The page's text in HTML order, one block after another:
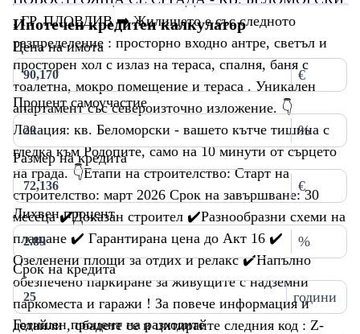
, ГР. ПЛОВДИВ ➡️ Жилището е със следното
разпределение : просторно входно антре, светъл и
просторен хол с излаз на тераса, спалня, баня с
тоалетна, мокро помещение и тераса . Уникален
апартамент със североизточно изложение. 👇
Локация: кв. Беломорски - вашето кътче тишина с
гледка към Родопите, само на 10 минути от сърцето
на града. 👇Етапи на строителство: Старт на
строителство: март 2026 Срок на завършване: 30
месеца ✔️Доказан строител ✔️Разнообразни схеми на
плащане ✔️ Гарантирана цена до Акт 16 ✔️
Озеленени площи за отдих и релакс ✔️Напълно
обезпечено паркиране за живущите с надземни
паркоместа и гаражи ! За повече информация и
детайли , обадете се и цитирайте следния код : Z-
Ипотечен кредитен калкулатор
Цена на имота
€
Процент самоучастие
%
Размер на кредита
€
Лихвен процент
%
Срок на кредита
години
Годишен процент на разходите